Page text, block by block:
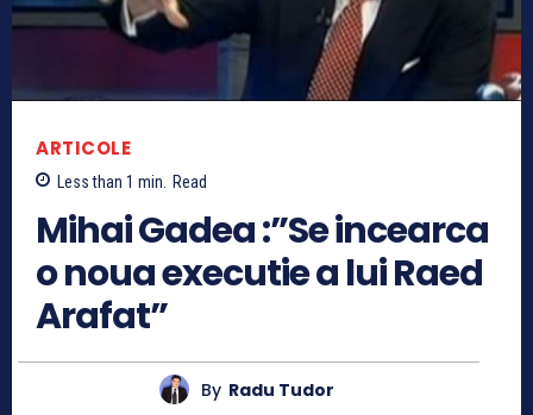
ARTICOLE
Less than 1 min. Read
Mihai Gadea :”Se incearca
o noua executie a lui Raed
Arafat”
By Radu Tudor